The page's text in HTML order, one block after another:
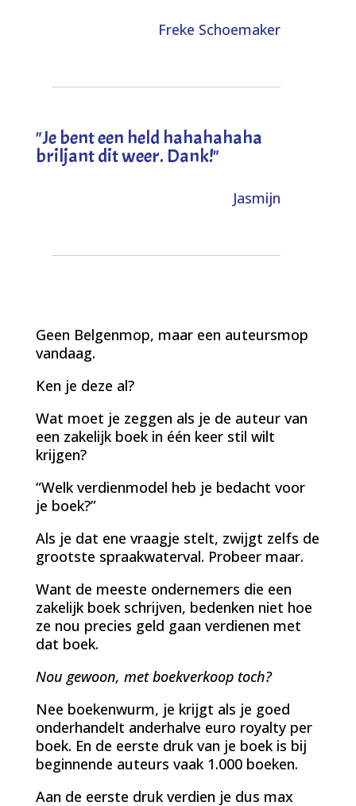
Freke Schoemaker
"Je bent een held hahahahaha
briljant dit weer. Dank!"
Jasmijn
Geen Belgenmop, maar een auteursmop
vandaag.
Ken je deze al?
Wat moet je zeggen als je de auteur van
een zakelijk boek in één keer stil wilt
krijgen?
“Welk verdienmodel heb je bedacht voor
je boek?”
Als je dat ene vraagje stelt, zwijgt zelfs de
grootste spraakwaterval. Probeer maar.
Want de meeste ondernemers die een
zakelijk boek schrijven, bedenken niet hoe
ze nou precies geld gaan verdienen met
dat boek.
Nou gewoon, met boekverkoop toch?
Nee boekenwurm, je krijgt als je goed
onderhandelt anderhalve euro royalty per
boek. En de eerste druk van je boek is bij
beginnende auteurs vaak 1.000 boeken.
Aan de eerste druk verdien je dus max